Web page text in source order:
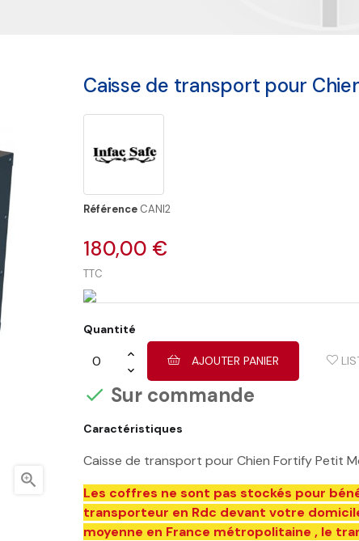

Caisse de transport pour
Référence CANI2
180,00 €
TTC
Quantité
AJOUTER PANIER
 Sur commande
Caractéristiques
Caisse de transport pour Chien Fortify Petit
Les coffres ne sont pas stockés pour
transporteur en Rdc devant votre
moyenne en France métropolitaine , le